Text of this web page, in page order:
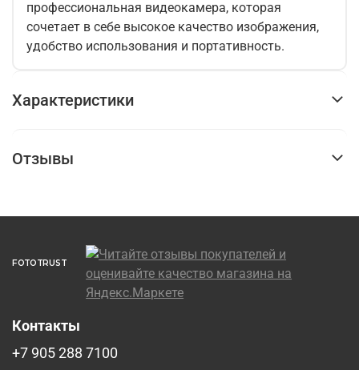
профессиональная видеокамера, которая
сочетает в себе высокое качество изображения,
удобство использования и портативность.
Характеристики
Отзывы
FOTOTRUST
Контакты
+7 905 288 7100